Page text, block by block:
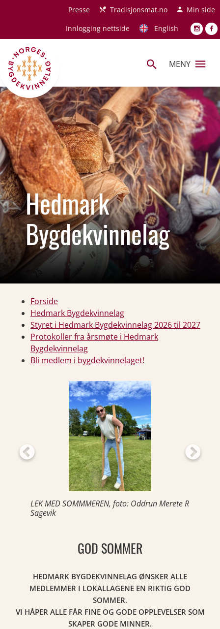
Hopp til hovedinnholdPresse Tradisjonsmat.no
Min side
Innlogging nettside
English
MENY
Hedmark
Bygdekvinnelag
Forside
Hedmark Bygdekvinnelag
Styret i Hedmark Bygdekvinnelag 2026 til 2027
Protokoller fra årsmøte i Hedmark
Bygdekvinnelag
Bli medlem i bygdekvinnelaget!
LEK MED SOMMMEREN, foto: Oddrun Merete R
Sagevik
GOD SOMMER
HEDMARK BYGDEKVINNELAG ØNSKER ALLE
MEDLEMMER I LOKALLAGENE EN RIKTIG GOD
SOMMER.
VI HÅPER ALLE FÅR FINE OG GODE OPPLEVELSER SOM
SKAPER GODE MINNER.